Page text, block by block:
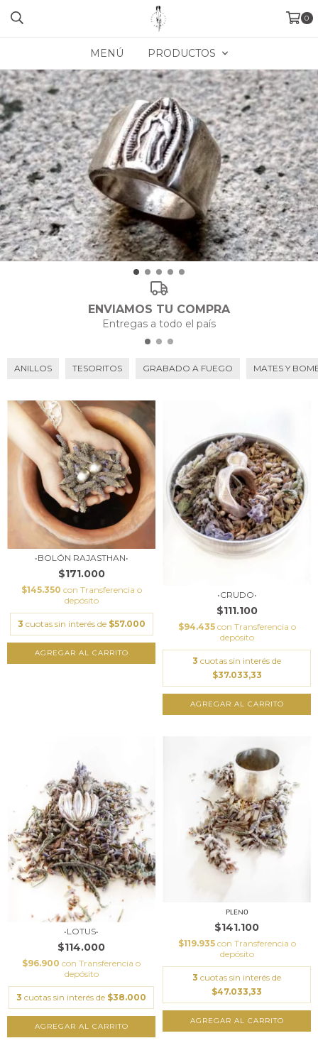
0
MENÚ PRODUCTOS
ENVIAMOS TU COMPRA
Entregas a todo el país
ANILLOS TESORITOS GRABADO A FUEGO MATES Y
•BOLÓN RAJASTHAN•
$171.000
$145.350 con Transferencia o
depósito
3 cuotas sin interés de $57.000
•CRUDO•
$111.100
$94.435 con Transferencia o
depósito
3 cuotas sin interés de
$37.033,33
AGREGAR AL CARRITO
•LOTUS•
$114.000
$96.900 con Transferencia o
depósito
3 cuotas sin interés de $38.000
AGREGAR AL CARRITO
ᴘʟᴇɴᴏ
$141.100
$119.935 con Transferencia o
depósito
3 cuotas sin interés de
$47.033,33
AGREGAR AL CARRITO